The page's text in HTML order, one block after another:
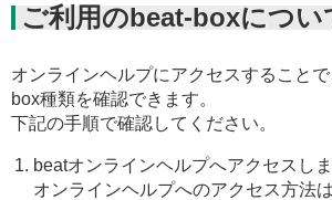
ご利用のbeat-boxについ
オンラインヘルプにアクセスすること
box種類を確認できます。
下記の手順で確認してください。
beatオンラインヘルプへアクセスしま
オンラインヘルプへのアクセス方法は